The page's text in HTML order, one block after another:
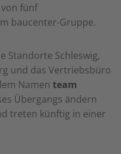
fünf
baucenter-Gruppe.
Standorte Schleswig,
und das Vertriebsbüro
Namen team
Übergangs ändern
treten künftig in einer